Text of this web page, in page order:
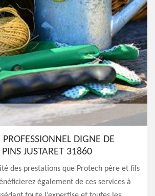
DIGNE DE
JUSTARET 31860
des prestations que Protech père et fils
également de ces services à